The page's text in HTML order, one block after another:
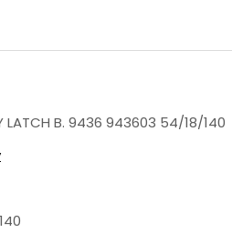
LATCH B. 9436 943603 54/18/140